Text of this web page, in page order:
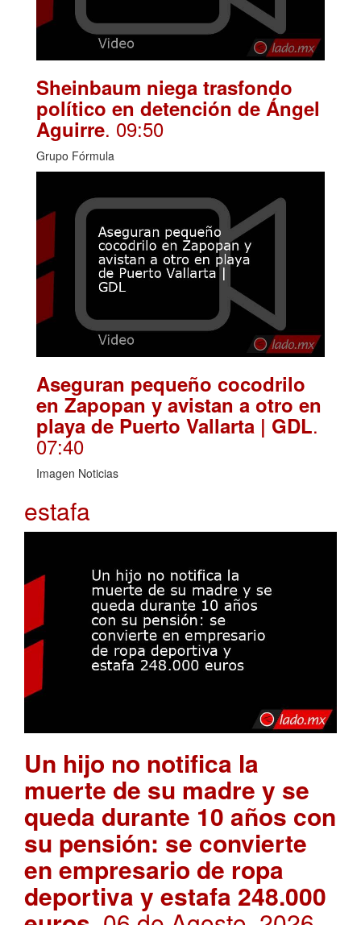
Sheinbaum niega trasfondo
político en detención de Ángel
Aguirre. 09:50
Grupo Fórmula
Aseguran pequeño cocodrilo
en Zapopan y avistan a otro en
playa de Puerto Vallarta | GDL.
07:40
Imagen Noticias
estafa
Un hijo no notifica la
muerte de su madre y se
queda durante 10 años con
su pensión: se convierte
en empresario de ropa
deportiva y estafa 248.000